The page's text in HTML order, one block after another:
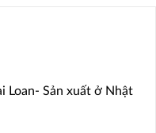
Loan- Sản xuất ở Nhật